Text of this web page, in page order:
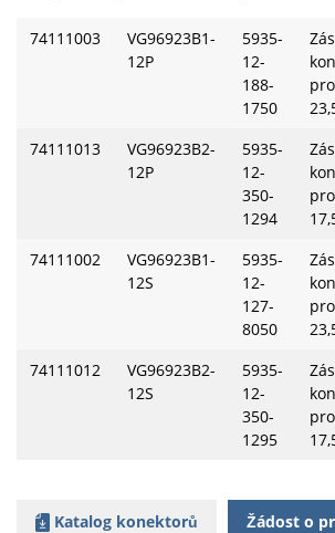
74111003
VG96923B1-
12P
5935-
12-
188-
1750
74111013
VG96923B2-
12P
5935-
12-
350-
1294
74111002
VG96923B1-
12S
5935-
12-
127-
8050
74111012
VG96923B2-
12S
5935-
12-
350-
1295
Katalog konektorů Žádost o